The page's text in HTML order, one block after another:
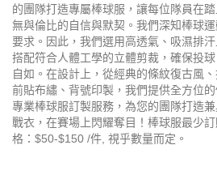
的團隊打造專屬棒球服，讓每位隊員在
無與倫比的自信與默契。我們深知棒球
要求。因此，我們選用高透氣、吸濕排
搭配符合人體工學的立體剪裁，確保投
自如。在設計上，從經典的條紋復古風
前貼布繡、背號印製，我們提供全方位
專業棒球服訂製服務，為您的團隊打造
戰衣，在賽場上閃耀奪目！棒球服最少
格：$50-$150 /件, 視乎數量而定。